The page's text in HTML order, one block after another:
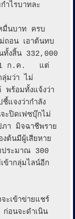
ำไรบาทละ
มื่นบาท ครบ
อน เอาต้นทบ
ทั้งสิ้น 332,000
1 ก.ค.   แต่
มว่า ไม่
พร้อมทั้งแจ้งว่า
แจงว่ากำลัง
ะปิดเฟซบุ๊กไม่
า มิจฉาชีพราย
ต้นมีผู้เสียหาย
ประมาณ 300
ข้ากลุ่มไลน์อีก
ะเข้าข่ายแชร์
อนจะดำเนิน